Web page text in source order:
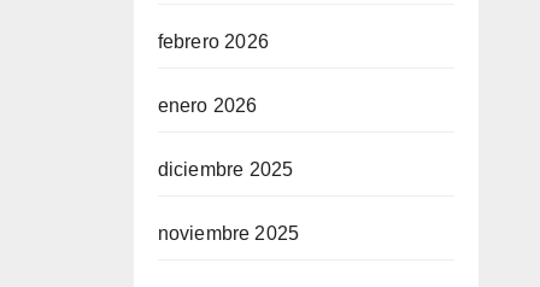
febrero 2026
enero 2026
diciembre 2025
noviembre 2025